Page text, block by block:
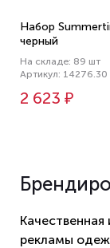
Набор
черный
На складе: 89 шт
Артикул: 14276.30
2 623 ₽
рекламы